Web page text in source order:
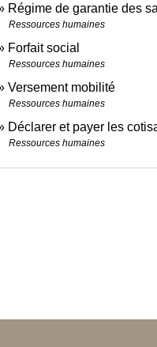
Régime de garantie des
Ressources humaines
Forfait social
Ressources humaines
Versement mobilité
Ressources humaines
Déclarer et payer les
Ressources humaines